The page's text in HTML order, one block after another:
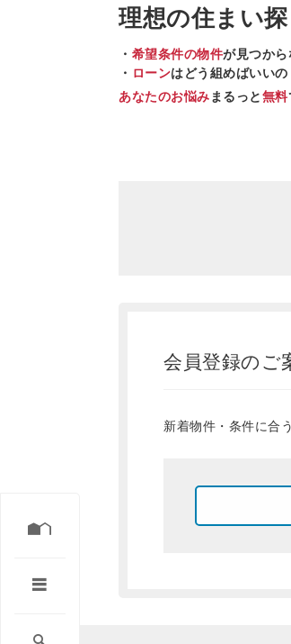
理想の住まい探
・ 希望条件の物件が見つから
・ ローンはどう組めばいい
あなたのお悩み まるっと無料
会員登録のご
新着物件・条件に合